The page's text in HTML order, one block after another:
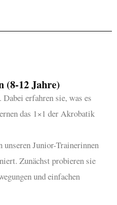
(8-12 Jahre)
erfahren sie, was es
das 1×1 der Akrobatik
unseren Junior-Trainerinnen
Zunächst probieren sie
und einfachen